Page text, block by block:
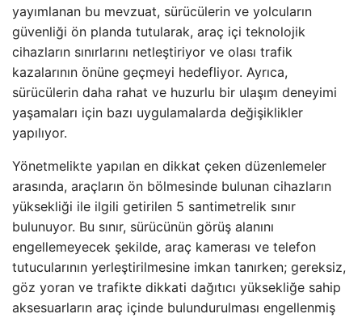
yayımlanan bu mevzuat, sürücülerin ve yolcuların
güvenliği ön planda tutularak, araç içi teknolojik
cihazların sınırlarını netleştiriyor ve olası trafik
kazalarının önüne geçmeyi hedefliyor. Ayrıca,
sürücülerin daha rahat ve huzurlu bir ulaşım deneyimi
yaşamaları için bazı uygulamalarda değişiklikler
yapılıyor.
Yönetmelikte yapılan en dikkat çeken düzenlemeler
arasında, araçların ön bölmesinde bulunan cihazların
yüksekliği ile ilgili getirilen 5 santimetrelik sınır
bulunuyor. Bu sınır, sürücünün görüş alanını
engellemeyecek şekilde, araç kamerası ve telefon
tutucularının yerleştirilmesine imkan tanırken; gereksiz,
göz yoran ve trafikte dikkati dağıtıcı yüksekliğe sahip
aksesuarların araç içinde bulundurulması engellenmiş